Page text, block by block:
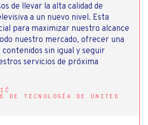
de llevar la alta calidad de
a un nuevo nivel. Esta
para maximizar nuestro alcance
nuestro mercado, ofrecer una
sin igual y seguir
servicios de próxima
DE TECNOLOGÍA DE UNITED